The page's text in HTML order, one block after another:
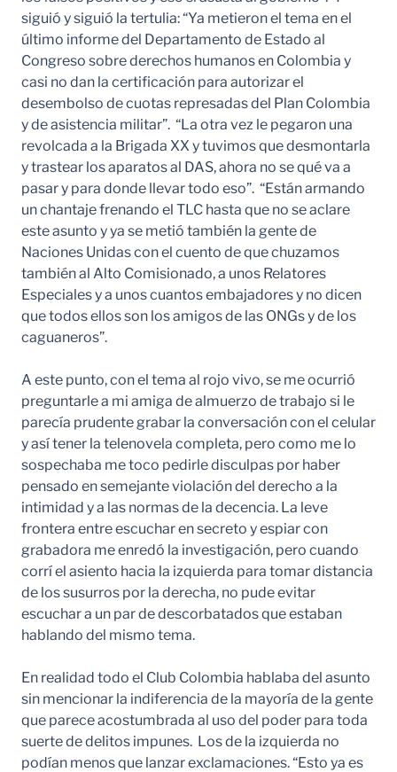
siguió y siguió la tertulia: “Ya metieron el tema en el
último informe del Departamento de Estado al
Congreso sobre derechos humanos en Colombia y
casi no dan la certificación para autorizar el
desembolso de cuotas represadas del Plan Colombia
y de asistencia militar”. “La otra vez le pegaron una
revolcada a la Brigada XX y tuvimos que desmontarla
y trastear los aparatos al DAS, ahora no se qué va a
pasar y para donde llevar todo eso”. “Están armando
un chantaje frenando el TLC hasta que no se aclare
este asunto y ya se metió también la gente de
Naciones Unidas con el cuento de que chuzamos
también al Alto Comisionado, a unos Relatores
Especiales y a unos cuantos embajadores y no dicen
que todos ellos son los amigos de las ONGs y de los
caguaneros”.
A este punto, con el tema al rojo vivo, se me ocurrió
preguntarle a mi amiga de almuerzo de trabajo si le
parecía prudente grabar la conversación con el celular
y así tener la telenovela completa, pero como me lo
sospechaba me toco pedirle disculpas por haber
pensado en semejante violación del derecho a la
intimidad y a las normas de la decencia. La leve
frontera entre escuchar en secreto y espiar con
grabadora me enredó la investigación, pero cuando
corrí el asiento hacia la izquierda para tomar distancia
de los susurros por la derecha, no pude evitar
escuchar a un par de descorbatados que estaban
hablando del mismo tema.
En realidad todo el Club Colombia hablaba del asunto
sin mencionar la indiferencia de la mayoría de la gente
que parece acostumbrada al uso del poder para toda
suerte de delitos impunes. Los de la izquierda no
podían menos que lanzar exclamaciones. “Esto ya es